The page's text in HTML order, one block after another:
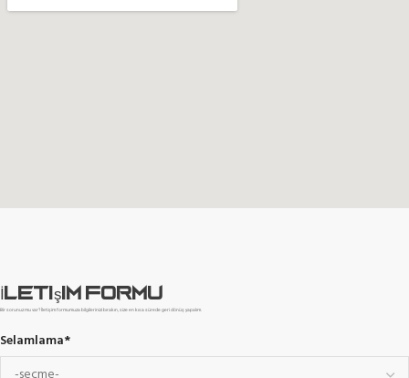
İletişim formu
Bir sorunuz mu var? İletişim formumuza bilgilerinizi bırakın, size en kısa sürede geri dönüş yapalım.
Selamlama*